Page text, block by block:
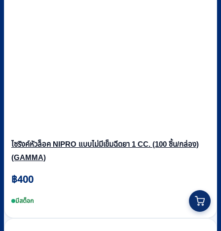
ไซริงค์หัวล็อค NIPRO แบบไม่มีเข็มฉีดยา 1 CC. (100 ชิ้น/กล่อง)
(GAMMA)
฿400
มีสต็อก